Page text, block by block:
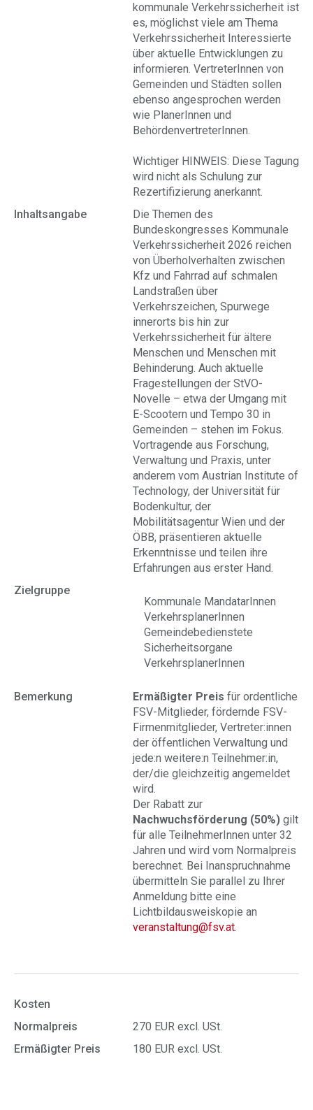
kommunale Verkehrssicherheit ist
es, möglichst viele am Thema
Verkehrssicherheit Interessierte
über aktuelle Entwicklungen zu
informieren. VertreterInnen von
Gemeinden und Städten sollen
ebenso angesprochen werden
wie PlanerInnen und
BehördenvertreterInnen.
Wichtiger HINWEIS: Diese Tagung
wird nicht als Schulung zur
Rezertifizierung anerkannt.
Inhaltsangabe
Die Themen des
Bundeskongresses Kommunale
Verkehrssicherheit 2026 reichen
von Überholverhalten zwischen
Kfz und Fahrrad auf schmalen
Landstraßen über
Verkehrszeichen, Spurwege
innerorts bis hin zur
Verkehrssicherheit für ältere
Menschen und Menschen mit
Behinderung. Auch aktuelle
Fragestellungen der StVO-
Novelle – etwa der Umgang mit
E-Scootern und Tempo 30 in
Gemeinden – stehen im Fokus.
Vortragende aus Forschung,
Verwaltung und Praxis, unter
anderem vom Austrian Institute of
Technology, der Universität für
Bodenkultur, der
Mobilitätsagentur Wien und der
ÖBB, präsentieren aktuelle
Erkenntnisse und teilen ihre
Erfahrungen aus erster Hand.
Zielgruppe
Kommunale MandatarInnen
VerkehrsplanerInnen
Gemeindebedienstete
Sicherheitsorgane
VerkehrsplanerInnen
Bemerkung Ermäßigter Preis für ordentliche
FSV-Mitglieder, fördernde FSV-
Firmenmitglieder, Vertreter:innen
der öffentlichen Verwaltung und
jede:n weitere:n Teilnehmer:in,
der/die gleichzeitig angemeldet
wird.
Der Rabatt zur
Nachwuchsförderung (50%) gilt
für alle TeilnehmerInnen unter 32
Jahren und wird vom Normalpreis
berechnet. Bei Inanspruchnahme
übermitteln Sie parallel zu Ihrer
Anmeldung bitte eine
Lichtbildausweiskopie an
veranstaltung@fsv.at.
Kosten
Normalpreis
270 EUR excl. USt.
Ermäßigter Preis
180 EUR excl. USt.